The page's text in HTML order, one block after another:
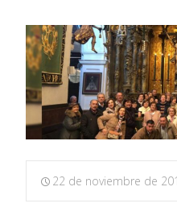
22 de noviembre de